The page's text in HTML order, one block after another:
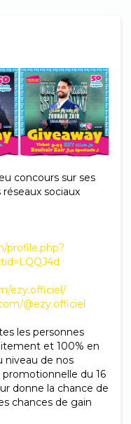
concours sur ses
sociaux
profile.php?
ezy.officiel /
@ezy.officiel
les personnes
et 100% en
niveau de nos
promotionnelle du 16
donne la chance de
chances de gain